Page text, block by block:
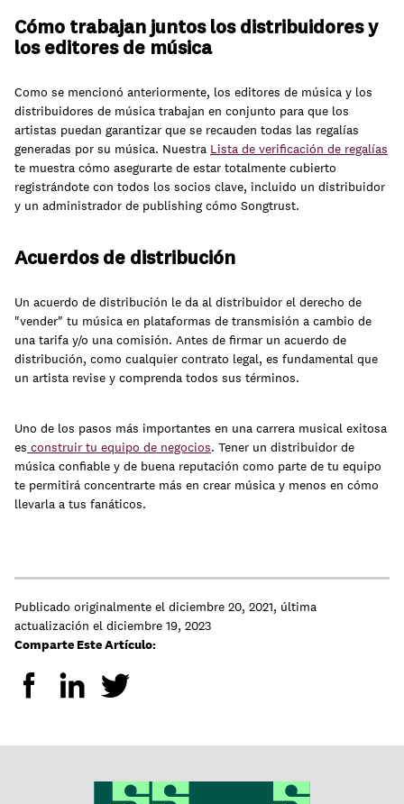
Cómo trabajan juntos los distribuidores y
los editores de música
Como se mencionó anteriormente, los editores de música y los
distribuidores de música trabajan en conjunto para que los
artistas puedan garantizar que se recauden todas las regalías
generadas por su música. Nuestra Lista de verificación de regalías
te muestra cómo asegurarte de estar totalmente cubierto
registrándote con todos los socios clave, incluido un distribuidor
y un administrador de publishing cómo Songtrust.
Acuerdos de distribución
Un acuerdo de distribución le da al distribuidor el derecho de
"vender" tu música en plataformas de transmisión a cambio de
una tarifa y/o una comisión. Antes de firmar un acuerdo de
distribución, como cualquier contrato legal, es fundamental que
un artista revise y comprenda todos sus términos.
Uno de los pasos más importantes en una carrera musical exitosa
es construir tu equipo de negocios. Tener un distribuidor de
música confiable y de buena reputación como parte de tu equipo
te permitirá concentrarte más en crear música y menos en cómo
llevarla a tus fanáticos.
Publicado originalmente el diciembre 20, 2021, última
actualización el diciembre 19, 2023
Comparte Este Artículo: